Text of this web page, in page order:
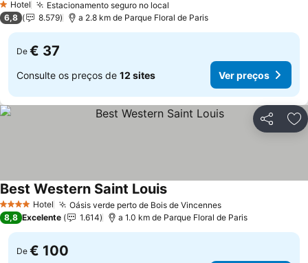
1 Estrelas
Hotel Estacionamento seguro no local
6,8 8.579 a 2.8 km de Parque Floral de Paris
De € 37
Consulte os preços de 12 sites Ver preços
Partilhar
4 EstrelasHotel Oásis verde perto de Bois de Vincennes
Best Western Saint Louis
8,8 Excelente 1.614 a 1.0 km de Parque Floral de Paris
De € 100